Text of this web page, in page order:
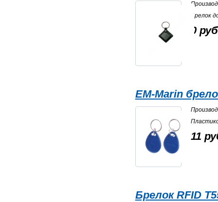
Брелок
0
EM-Marin
11
Брелок RFID